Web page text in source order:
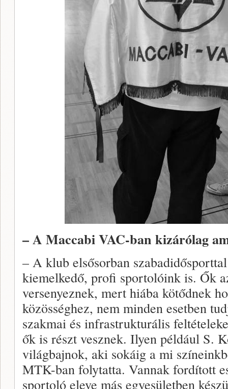
– A Maccabi VAC-ban kizárólag
– A klub elsősorban
kiemelkedő, profi sportolóink is. Ők
versenyeznek, mert hiába kötődnek
közösséghez, nem minden esetben
szakmai és infrastrukturális
ők is részt vesznek. Ilyen például S.
világbajnok, aki sokáig a mi
MTK-ban folytatta. Vannak fordított
sportoló eleve más egyesületben